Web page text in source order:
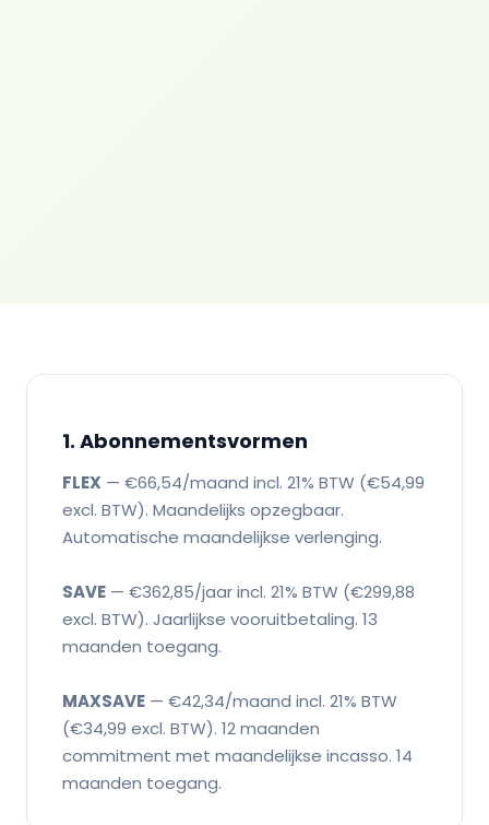
1. Abonnementsvormen
FLEX — €66,54/maand incl. 21% BTW (€54,99
excl. BTW). Maandelijks opzegbaar.
Automatische maandelijkse verlenging.
SAVE — €362,85/jaar incl. 21% BTW (€299,88
excl. BTW). Jaarlijkse vooruitbetaling. 13
maanden toegang.
MAXSAVE — €42,34/maand incl. 21% BTW
(€34,99 excl. BTW). 12 maanden
commitment met maandelijkse incasso. 14
maanden toegang.